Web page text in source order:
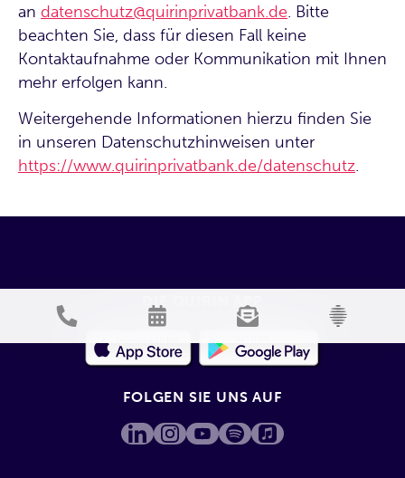
an datenschutz@quirinprivatbank.de. Bitte
beachten Sie, dass für diesen Fall keine
Kontaktaufnahme oder Kommunikation mit Ihnen
mehr erfolgen kann.
Weitergehende Informationen hierzu finden Sie
in unseren Datenschutzhinweisen unter
https://www.quirinprivatbank.de/datenschutz.
FOLGEN SIE UNS AUF